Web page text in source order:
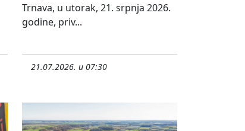
Trnava, u utorak, 21. srpnja 2026.
godine, priv...
21.07.2026. u 07:30